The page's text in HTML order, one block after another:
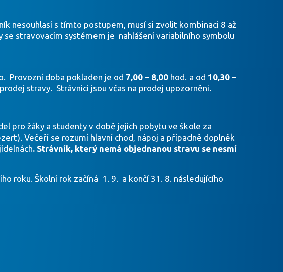
nesouhlasí s tímto postupem, musí si zvolit kombinaci 8 až
stravovacím systémem je nahlášení variabilního symbolu
Provozní doba pokladen je od 7,00 – 8,00 hod. a od 10,30 –
stravy. Strávnici jsou včas na prodej upozorněni.
pro žáky a studenty v době jejich pobytu ve škole za
Večeří se rozumí hlavní chod, nápoj a případně doplněk
. Strávník, který nemá objednanou stravu se nesmí
roku. Školní rok začíná 1. 9. a končí 31. 8. následujícího